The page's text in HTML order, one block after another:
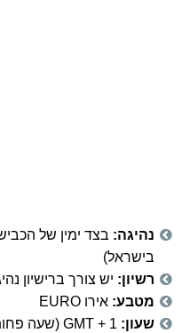
נהיגה: בצד ימין של
בישראל)
רשיון: יש צורך ברישיון
מטבע: אירו EURO
שעון: GMT + 1 (שעה פחות מישראל)